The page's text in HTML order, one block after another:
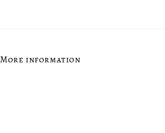
More information